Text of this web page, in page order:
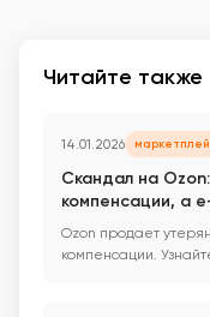
Читайте также
14.01.2026
Скандал на
компенсации, а
продает их от
Ozon продает
компенсации.